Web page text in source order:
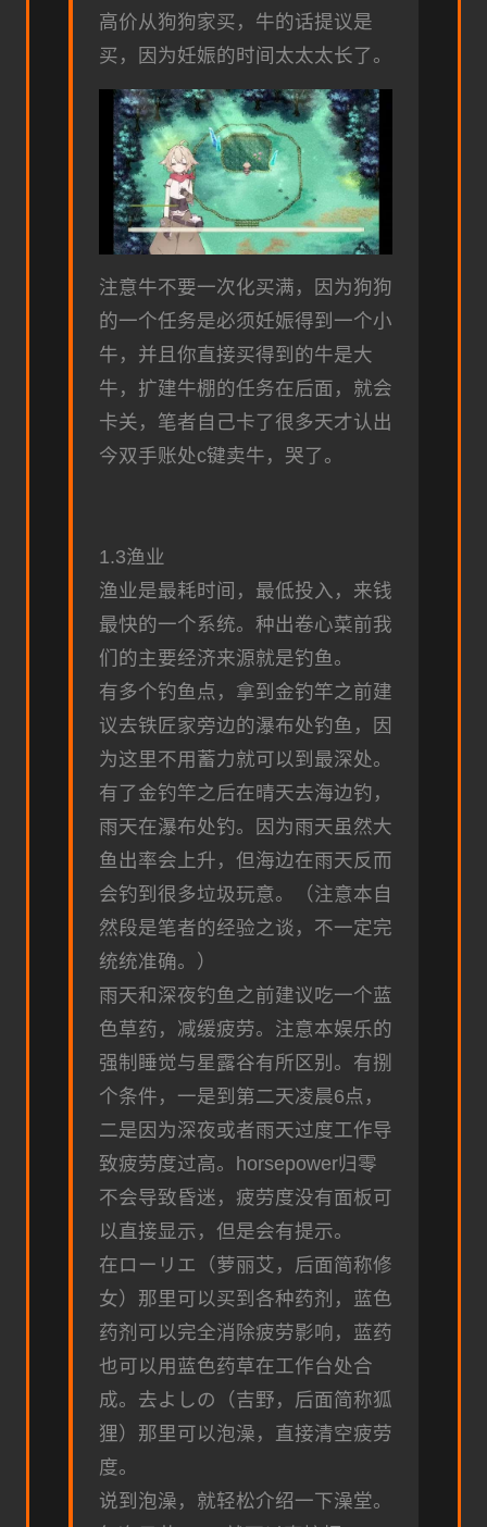
高价从狗狗家买，牛的话提议是
买，因为妊娠的时间太太太长了。
注意牛不要一次化买满，因为狗狗
的一个任务是必须妊娠得到一个小
牛，并且你直接买得到的牛是大
牛，扩建牛棚的任务在后面，就会
卡关，笔者自己卡了很多天才认出
今双手账处c键卖牛，哭了。
1.3渔业
渔业是最耗时间，最低投入，来钱
最快的一个系统。种出卷心菜前我
们的主要经济来源就是钓鱼。
有多个钓鱼点，拿到金钓竿之前建
议去铁匠家旁边的瀑布处钓鱼，因
为这里不用蓄力就可以到最深处。
有了金钓竿之后在晴天去海边钓，
雨天在瀑布处钓。因为雨天虽然大
鱼出率会上升，但海边在雨天反而
会钓到很多垃圾玩意。（注意本自
然段是笔者的经验之谈，不一定完
统统准确。）
雨天和深夜钓鱼之前建议吃一个蓝
色草药，减缓疲劳。注意本娱乐的
强制睡觉与星露谷有所区别。有捌
个条件，一是到第二天凌晨6点，
二是因为深夜或者雨天过度工作导
致疲劳度过高。horsepower归零
不会导致昏迷，疲劳度没有面板可
以直接显示，但是会有提示。
在ローリエ（萝丽艾，后面简称修
女）那里可以买到各种药剂，蓝色
药剂可以完全消除疲劳影响，蓝药
也可以用蓝色药草在工作台处合
成。去よしの（吉野，后面简称狐
狸）那里可以泡澡，直接清空疲劳
度。
说到泡澡，就轻松介绍一下澡堂。